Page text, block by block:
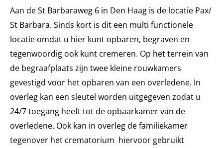
Aan de St Barbaraweg 6 in Den Haag is de locatie Pax/
St Barbara. Sinds kort is dit een multi functionele
locatie omdat u hier kunt opbaren, begraven en
tegenwoordig ook kunt cremeren. Op het terrein van
de begraafplaats zijn twee kleine rouwkamers
gevestigd voor het opbaren van een overledene. In
overleg kan een sleutel worden uitgegeven zodat u
24/7 toegang heeft tot de opbaarkamer van de
overledene. Ook kan in overleg de familiekamer
tegenover het crematorium hiervoor gebruikt